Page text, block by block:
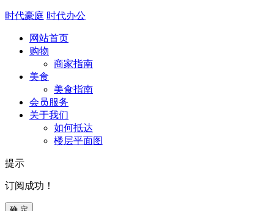
时代豪庭 时代办公
网站首页
购物
商家指南
美食
美食指南
会员服务
关于我们
如何抵达
楼层平面图
提示
订阅成功！